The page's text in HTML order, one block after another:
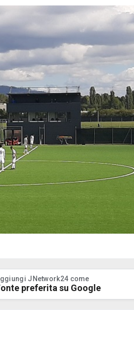
JNetwork24 come
preferita su Google